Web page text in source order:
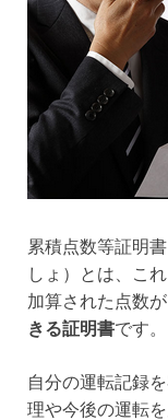
累積点数等証明
しょ）とは、こ
加算された点数が
きる証明書です。
自分の運転記録
理や今後の運転